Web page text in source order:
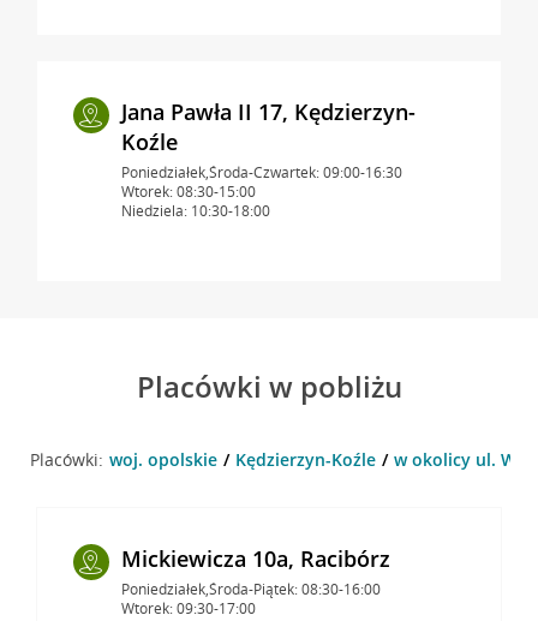
Jana Pawła II 17, Kędzierzyn-
Koźle
Poniedziałek,Środa-Czwartek: 09:00-16:30
Wtorek: 08:30-15:00
Niedziela: 10:30-18:00
Placówki w pobliżu
Placówki: woj. opolskie Kędzierzyn-Koźle w okolicy ul.
Mickiewicza 10a, Racibórz
Poniedziałek,Środa-Piątek: 08:30-16:00
Wtorek: 09:30-17:00